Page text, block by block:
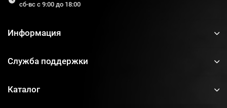
сб-вс с 9:00 до 18:00
Информация
Служба поддержки
Каталог